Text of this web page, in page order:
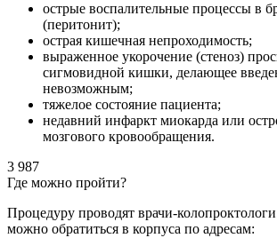
острые воспалительные процессы в
(перитонит);
острая кишечная непроходимость;
выраженное укорочение (стеноз)
сигмовидной кишки, делающее
невозможным;
тяжелое состояние пациента;
недавний инфаркт миокарда или
мозгового кровообращения.
3 987
Где можно пройти?
Процедуру проводят врачи-
можно обратиться в корпуса по адресам: